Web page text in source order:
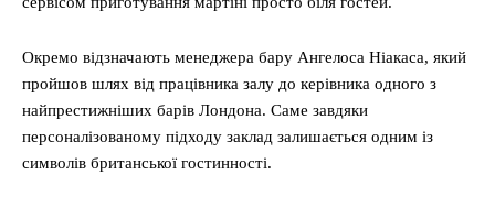
Окремо відзначають менеджера бару Ангелоса Ніакаса, який
пройшов шлях від працівника залу до керівника одного з
найпрестижніших барів Лондона. Саме завдяки
персоналізованому підходу заклад залишається одним із
символів британської гостинності.